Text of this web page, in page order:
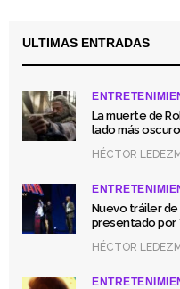
ULTIMAS ENTRADAS
La muerte de
lado más
HÉCTOR
Nuevo tráiler de
presentado por
HÉCTOR